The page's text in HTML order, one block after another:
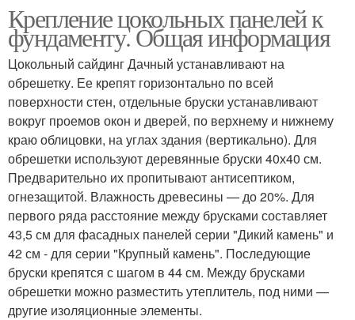
Фасадные панели Панели для стен
Панели с утеплителем
Крепление цокольных панелей к
фундаменту. Общая информация
Цокольный сайдинг Дачный устанавливают на
обрешетку. Ее крепят горизонтально по всей
поверхности стен, отдельные бруски устанавливают
вокруг проемов окон и дверей, по верхнему и нижнему
краю облицовки, на углах здания (вертикально). Для
обрешетки используют деревянные бруски 40х40 см.
Предварительно их пропитывают антисептиком,
огнезащитой. Влажность древесины — до 20%. Для
первого ряда расстояние между брусками составляет
43,5 см для фасадных панелей серии "Дикий камень" и
42 см - для серии "Крупный камень". Последующие
бруски крепятся с шагом в 44 см. Между брусками
обрешетки можно разместить утеплитель, под ними —
другие изоляционные элементы.